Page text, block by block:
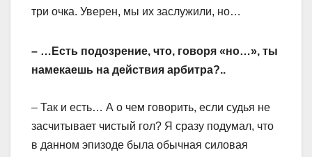
три очка. Уверен, мы их заслужили, но…
– …Есть подозрение, что, говоря «но…», ты
намекаешь на действия арбитра?..
– Так и есть… А о чем говорить, если судья не
засчитывает чистый гол? Я сразу подумал, что
в данном эпизоде была обычная силовая